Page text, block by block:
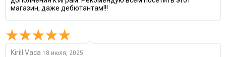
магазин, даже дебютантам!!!
Kirill Vaca 18 июля, 2025